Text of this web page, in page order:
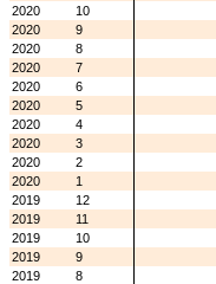
2020
10
2020
9
2020
8
2020
7
2020
6
2020
5
2020
4
2020
3
2020
2
2020
1
2019
12
2019
11
2019
10
2019
9
2019
8